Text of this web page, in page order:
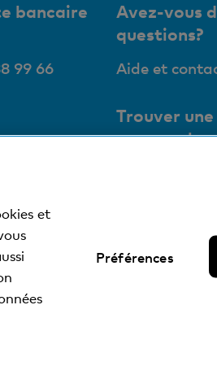
bancaire
99 66
Avez-vous
questions?
Aide et
Trouver une
succursale
des données
et
Préférences